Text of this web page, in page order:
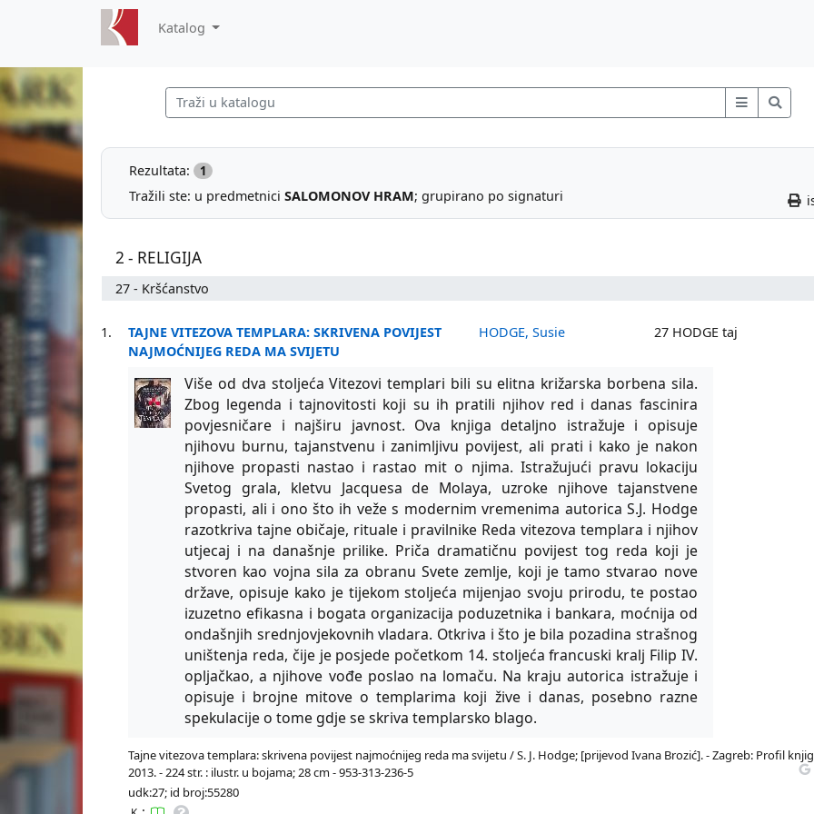
Katalog
Rezultata: 1
Tražili ste: u predmetnici SALOMONOV HRAM; grupirano po signaturi
2 - RELIGIJA
27 - Kršćanstvo
1.
TAJNE VITEZOVA TEMPLARA: SKRIVENA POVIJEST
NAJMOĆNIJEG REDA MA SVIJETU
HODGE, Susie 27 HODGE taj
Više od dva stoljeća Vitezovi templari bili su elitna križarska borbena sila.
Zbog legenda i tajnovitosti koji su ih pratili njihov red i danas fascinira
povjesničare i najširu javnost. Ova knjiga detaljno istražuje i opisuje
njihovu burnu, tajanstvenu i zanimljivu povijest, ali prati i kako je nakon
njihove propasti nastao i rastao mit o njima. Istražujući pravu lokaciju
Svetog grala, kletvu Jacquesa de Molaya, uzroke njihove tajanstvene
propasti, ali i ono što ih veže s modernim vremenima autorica S.J. Hodge
razotkriva tajne običaje, rituale i pravilnike Reda vitezova templara i njihov
utjecaj i na današnje prilike. Priča dramatičnu povijest tog reda koji je
stvoren kao vojna sila za obranu Svete zemlje, koji je tamo stvarao nove
države, opisuje kako je tijekom stoljeća mijenjao svoju prirodu, te postao
izuzetno efikasna i bogata organizacija poduzetnika i bankara, moćnija od
ondašnjih srednjovjekovnih vladara. Otkriva i što je bila pozadina strašnog
uništenja reda, čije je posjede početkom 14. stoljeća francuski kralj Filip IV.
opljačkao, a njihove vođe poslao na lomaču. Na kraju autorica istražuje i
opisuje i brojne mitove o templarima koji žive i danas, posebno razne
spekulacije o tome gdje se skriva templarsko blago.
Tajne vitezova templara: skrivena povijest najmoćnijeg reda ma svijetu / S. J. Hodge; [prijevod Ivana Brozić]. - Zagreb: Profil
2013. - 224 str. : ilustr. u bojama; 28 cm - 953-313-236-5
udk:27; id broj:55280